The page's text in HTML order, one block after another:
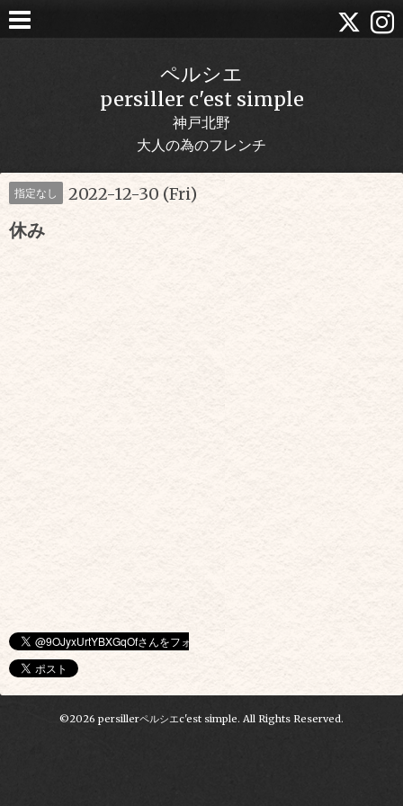
ペルシエ
persiller c'est simple
神戸北野
大人の為のフレンチ
指定なし 2022-12-30 (Fri)
休み
©2026 persillerペルシエc'est simple. All Rights Reserved.